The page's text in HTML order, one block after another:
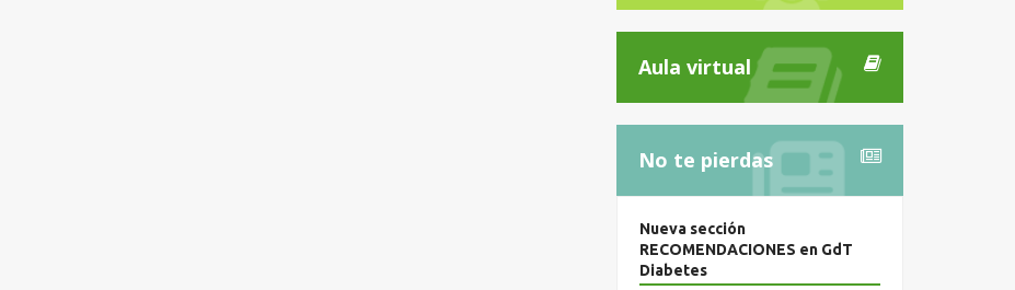
Aula virtual
No te pierdas
Nueva sección
RECOMENDACIONES en GdT
Diabetes